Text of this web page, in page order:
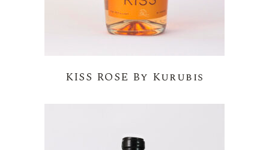
KISS ROSE By Kurubis